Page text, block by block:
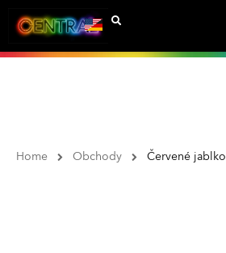
Home Obchody Červené jablko